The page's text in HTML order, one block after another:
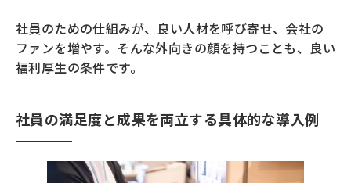
社員のための仕組みが、良い人材を呼び寄せ、会社の
ファンを増やす。そんな外向きの顔を持つことも、良い
福利厚生の条件です。
社員の満足度と成果を両立する具体的な導入例